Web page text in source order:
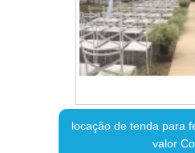
locação de tenda para
valor